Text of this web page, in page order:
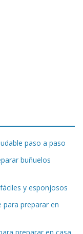
paso a paso
buñuelos
y esponjosos
para preparar en